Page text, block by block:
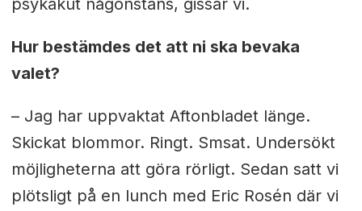
psykakut någonstans, gissar vi.
Hur bestämdes det att ni ska bevaka
valet?
– Jag har uppvaktat Aftonbladet länge.
Skickat blommor. Ringt. Smsat. Undersökt
möjligheterna att göra rörligt. Sedan satt vi
plötsligt på en lunch med Eric Rosén där vi